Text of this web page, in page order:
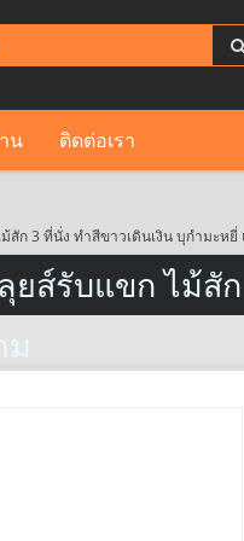
น ติดต่อเรา
ก 3 ที่นั่ง ทำสีขาวเดินเงิน บุกำมะหยี่
ส์รับแขก ไม้สั
ม